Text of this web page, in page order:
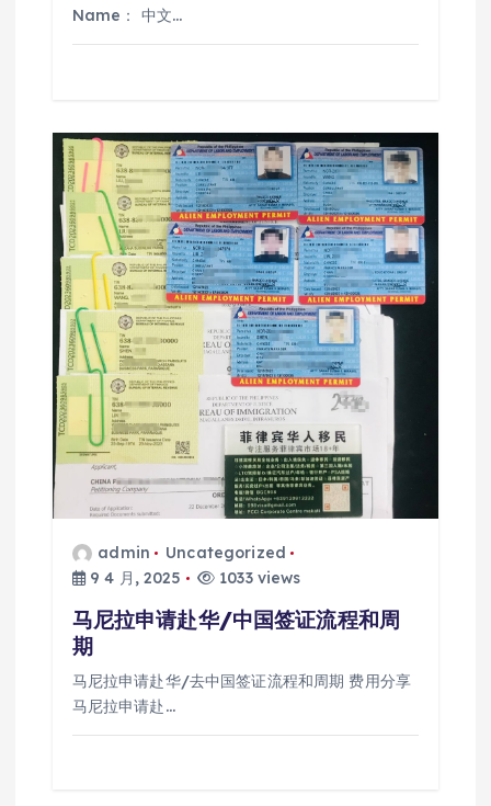
Name： 中文…
admin
Uncategorized
9 4 月, 2025
1033 views
马尼拉申请赴华/中国签证流程和周
期
马尼拉申请赴华/去中国签证流程和周期 费用分享
马尼拉申请赴…